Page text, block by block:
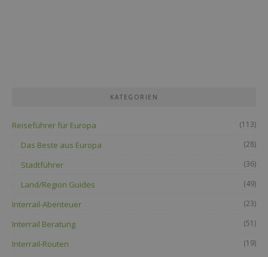
KATEGORIEN
Reiseführer für Europa (113)
Das Beste aus Europa (28)
Stadtführer (36)
Land/Region Guides (49)
Interrail-Abenteuer (23)
Interrail Beratung (51)
Interrail-Routen (19)